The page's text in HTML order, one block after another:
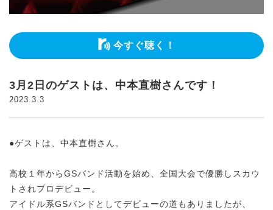
今すぐ聴く！
3月2日のゲストは、中本直樹さんです！
2023.3.3
●ゲストは、中本直樹さん。
高校１年からGSバンド活動を始め、全国大会で優勝しスカウ
トされプロデビュー。
アイドル系GSバンドとしてデビューの道もありましたが、